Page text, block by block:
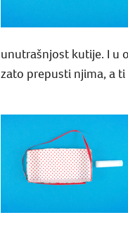
unutrašnjost kutije. I u
zato prepusti njima, a